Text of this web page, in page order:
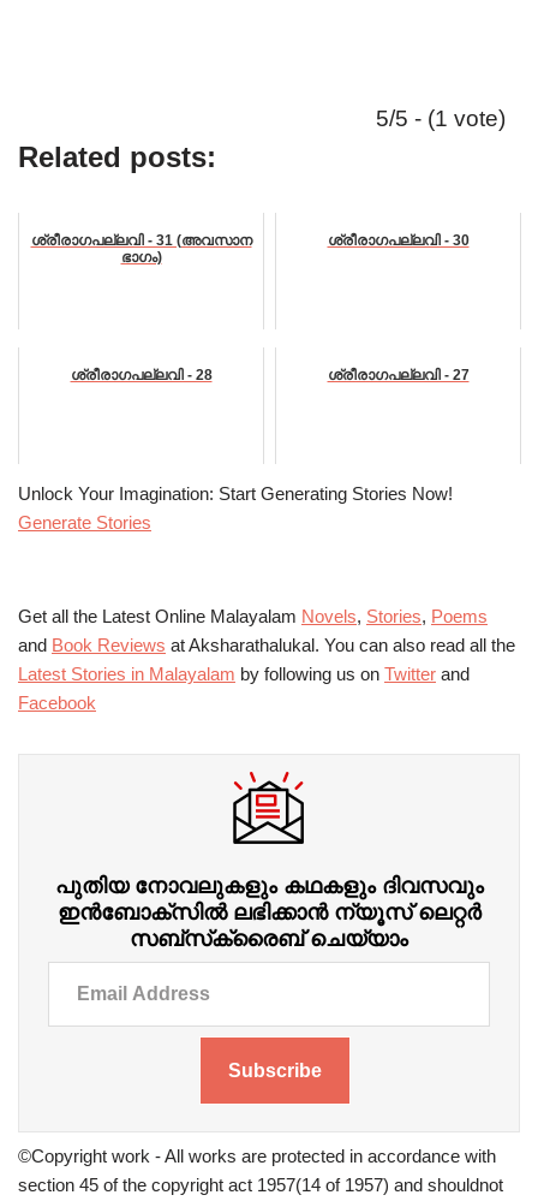
5/5 - (1 vote)
Related posts:
ശ്രീരാഗപല്ലവി - 31 (അവസാന
ഭാഗം)
ശ്രീരാഗപല്ലവി - 30
ശ്രീരാഗപല്ലവി - 28 ശ്രീരാഗപല്ലവി - 27
Unlock Your Imagination: Start Generating Stories Now!
Generate Stories
Get all the Latest Online Malayalam Novels, Stories, Poems
and Book Reviews at Aksharathalukal. You can also read all the
Latest Stories in Malayalam by following us on Twitter and
Facebook
പുതിയ നോവലുകളും കഥകളും ദിവസവും
ഇന്‍ബോക്‌സില്‍ ലഭിക്കാന്‍ ന്യൂസ് ലെറ്റർ
സബ്‌സ്‌ക്രൈബ് ചെയ്യാം
Subscribe
©Copyright work - All works are protected in accordance with
section 45 of the copyright act 1957(14 of 1957) and shouldnot